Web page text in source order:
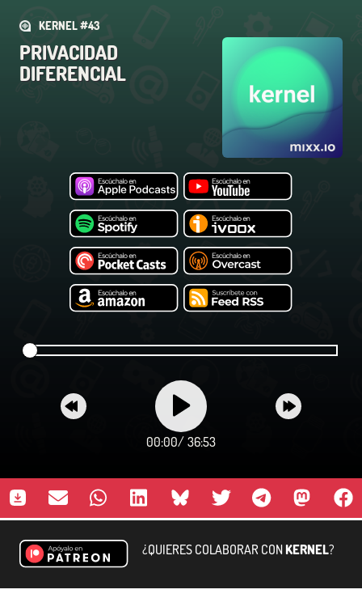
KERNEL #43
PRIVACIDAD
DIFERENCIAL
00:00/ 36:53
¿QUIERES COLABORAR CONKERNEL?